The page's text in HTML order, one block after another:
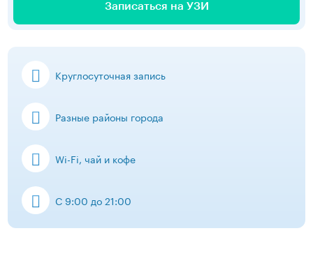
Записаться на УЗИ
Круглосуточная запись
Разные районы города
Wi-Fi, чай и кофе
С 9:00 до 21:00